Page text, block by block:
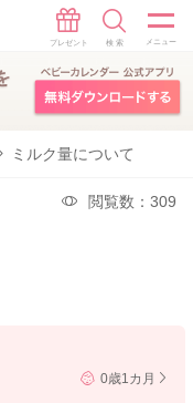
ミルク量について
閲覧数：309
0歳1カ月